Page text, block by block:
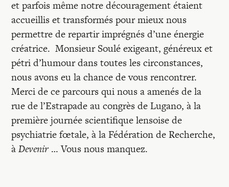
et parfois même notre découragement étaient
accueillis et transformés pour mieux nous
permettre de repartir imprégnés d’une énergie
créatrice. Monsieur Soulé exigeant, généreux et
pétri d’humour dans toutes les circonstances,
nous avons eu la chance de vous rencontrer.
Merci de ce parcours qui nous a amenés de la
rue de l’Estrapade au congrès de Lugano, à la
première journée scientifique lensoise de
psychiatrie fœtale, à la Fédération de Recherche,
àDevenir… Vous nous manquez.